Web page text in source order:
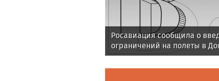
Росавиация сообщила о
ограничений на полеты в